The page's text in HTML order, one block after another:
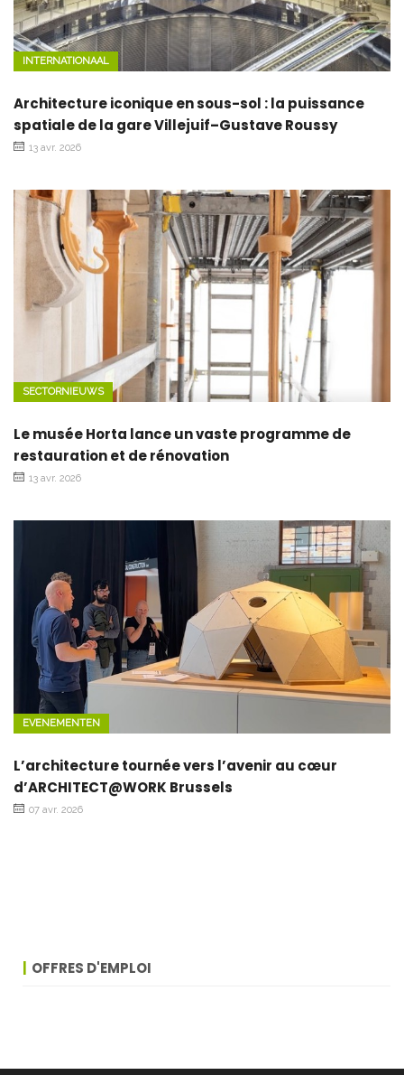
INTERNATIONAAL
Architecture iconique en sous-sol : la puissance
spatiale de la gare Villejuif–Gustave Roussy
13 avr. 2026
SECTORNIEUWS
Le musée Horta lance un vaste programme de
restauration et de rénovation
13 avr. 2026
EVENEMENTEN
L’architecture tournée vers l’avenir au cœur
d’ARCHITECT@WORK Brussels
07 avr. 2026
OFFRES D'EMPLOI